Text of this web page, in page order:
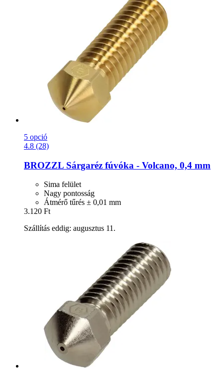
5 opció
4.8 (28)
BROZZL Sárgaréz fúvóka -​ Volcano, 0,4 mm
Sima felület
Nagy pontosság
Átmérő tűrés ± 0,01 mm
3.120 Ft
Szállítás eddig: augusztus 11.